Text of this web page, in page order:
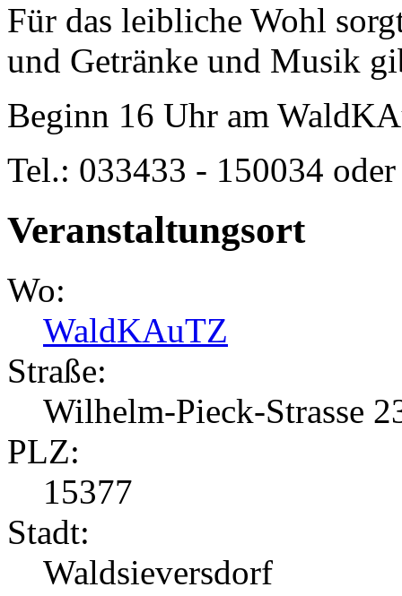
Für das leibliche Wohl
und Getränke und Musik
Beginn 16 Uhr am
Tel.: 033433 - 150034
Veranstaltungsort
Wo:
WaldKAuTZ
Straße:
Wilhelm-Pieck-Strasse
PLZ:
15377
Stadt:
Waldsieversdorf